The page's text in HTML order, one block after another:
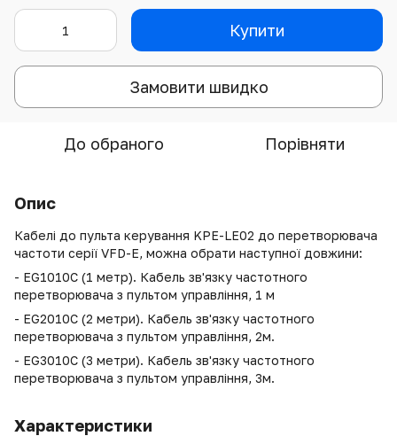
Купити
Замовити швидко
До обраного Порівняти
Опис
Кабелі до пульта керування KPE-LE02 до перетворювача
частоти серії VFD-E, можна обрати наступної довжини:
- EG1010C (1 метр). Кабель зв'язку частотного
перетворювача з пультом управління, 1 м
- EG2010C (2 метри). Кабель зв'язку частотного
перетворювача з пультом управління, 2м.
- EG3010C (3 метри). Кабель зв'язку частотного
перетворювача з пультом управління, 3м.
Характеристики